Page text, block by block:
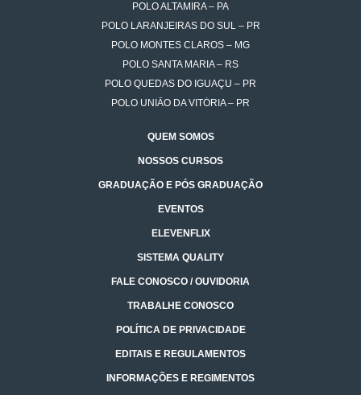
POLO ALTAMIRA – PA
POLO LARANJEIRAS DO SUL – PR
POLO MONTES CLAROS – MG
POLO SANTA MARIA – RS
POLO QUEDAS DO IGUAÇU – PR
POLO UNIÃO DA VITÓRIA – PR
QUEM SOMOS
NOSSOS CURSOS
GRADUAÇÃO E PÓS GRADUAÇÃO
EVENTOS
ELEVENFLIX
SISTEMA QUALITY
FALE CONOSCO / OUVIDORIA
TRABALHE CONOSCO
POLÍTICA DE PRIVACIDADE
EDITAIS E REGULAMENTOS
INFORMAÇÕES E REGIMENTOS